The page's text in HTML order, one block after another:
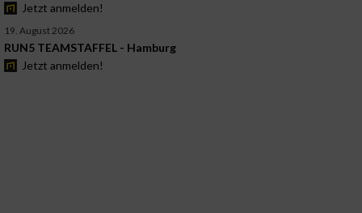
Jetzt anmelden!
19. August 2026
RUN5 TEAMSTAFFEL - Hamburg
Jetzt anmelden!